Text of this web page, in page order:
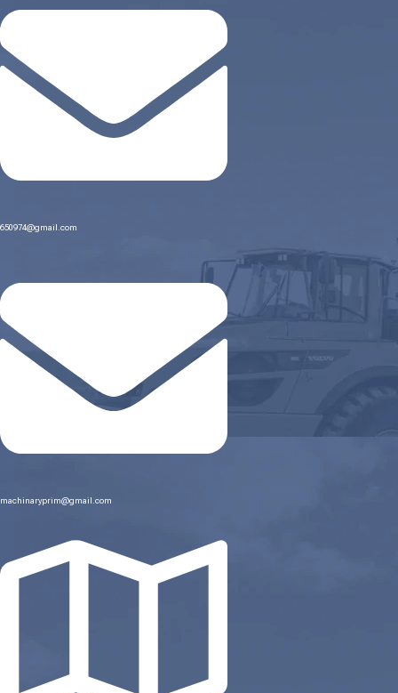
650974@gmail.com
machinaryprim@gmail.com